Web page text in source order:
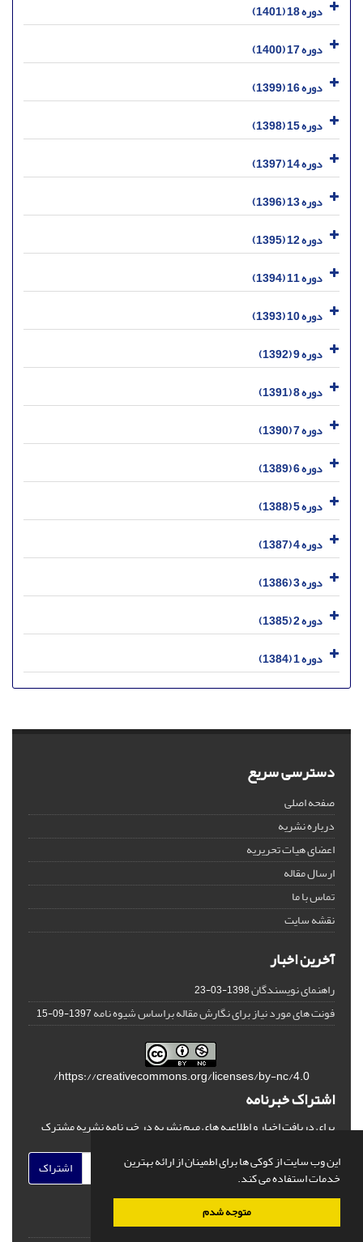
این وب سایت از کوکی ها برای اطمینان از ارائه بهترین
خدمات استفاده می کند.
متوجه شدم
دوره 18 (1401)
دوره 17 (1400)
دوره 16 (1399)
دوره 15 (1398)
دوره 14 (1397)
دوره 13 (1396)
دوره 12 (1395)
دوره 11 (1394)
دوره 10 (1393)
دوره 9 (1392)
دوره 8 (1391)
دوره 7 (1390)
دوره 6 (1389)
دوره 5 (1388)
دوره 4 (1387)
دوره 3 (1386)
دوره 2 (1385)
دوره 1 (1384)
دسترسی سریع
صفحه اصلی
درباره نشریه
اعضای هیات تحریریه
ارسال مقاله
تماس با ما
نقشه سایت
آخرین اخبار
راهنمای نویسندگان1398-03-23
فونت های مورد نیاز برای نگارش مقاله براساس شیوه نامه1397-09-15
https://creativecommons.org/licenses/by-nc/4.0/
اشتراک خبرنامه
برای دریافت اخبار و اطلاعیه های مهم نشریه در خبرنامه نشریه مشترک
اشتراک